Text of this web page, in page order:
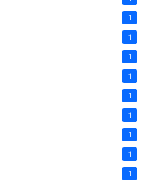
1
1
1
1
1
1
1
1
1